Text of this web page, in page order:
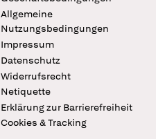
Allgemeine
Nutzungsbedingungen
Impressum
Datenschutz
Widerrufsrecht
Netiquette
Erklärung zur Barrierefreiheit
Cookies & Tracking